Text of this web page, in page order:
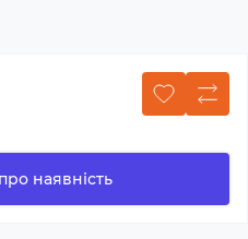
наявність